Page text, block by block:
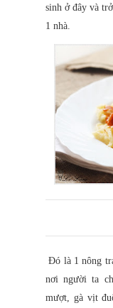
sinh ở đây và
1 nhà.
Đó là 1 nông
nơi người ta
mượt, gà vịt